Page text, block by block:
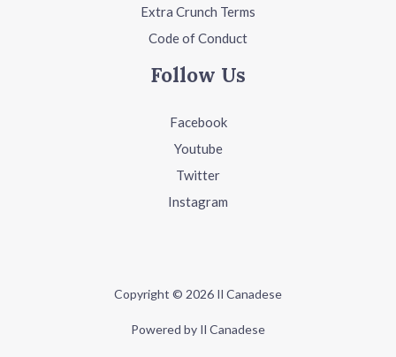
Extra Crunch Terms
Code of Conduct
Follow Us
Facebook
Youtube
Twitter
Instagram
Copyright © 2026 Il Canadese
Powered by Il Canadese